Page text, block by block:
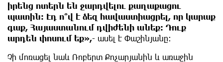
իրենց ոտերն են ջարդվելու քաղաքացու
պատին։ Էդ ո՞վ է ձեզ հավաստիացրել, որ կարաք
գաք, Հայաստանում դվիժենի անեք։ Դուք
արդեն փոսում եք»,- ասել է Փաշինյանը։
Չի մոռացել նաև Ռոբերտ Քոչարյանին և առաջին